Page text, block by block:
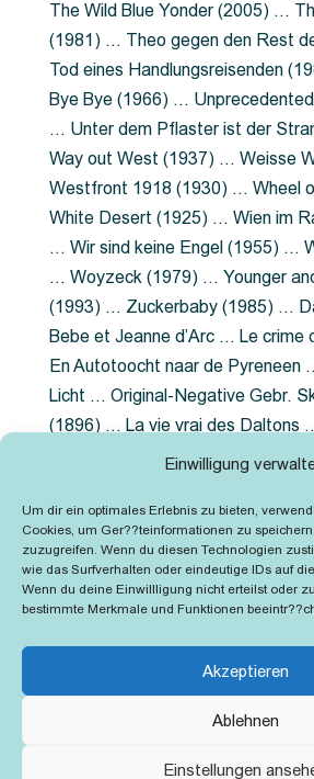
Einwilligung
Um dir ein optimales Erlebnis zu bieten,
Cookies, um Ger??teinformationen zu
zuzugreifen. Wenn du diesen Technologien
wie das Surfverhalten oder eindeutige IDs auf
Wenn du deine Einwillligung nicht erteilst oder
bestimmte Merkmale und Funktionen
Akzeptieren
Ablehnen
Einstellungen
The Wild Blue Yonder (2005) …
(1981) … Theo gegen den Rest
Tod eines Handlungsreisenden
Bye Bye (1966) …
… Unter dem Pflaster ist der
Way out West (1937) … Weisse
Westfront 1918 (1930) … Wheel
White Desert (1925) … Wien im
… Wir sind keine Engel (1955) …
… Woyzeck (1979) … Younger
(1993) … Zuckerbaby (1985) …
Bebe et Jeanne d’Arc … Le crime
En Autotoocht naar de Pyreneen
Licht … Original-Negative Gebr.
(1896) … La vie vrai des Daltons
photographer … Feuer im Fjord …
Grubenlampe … Tolstoy … Grün
Lady Hamilton … Mütter
Ruttmann Werbefilme